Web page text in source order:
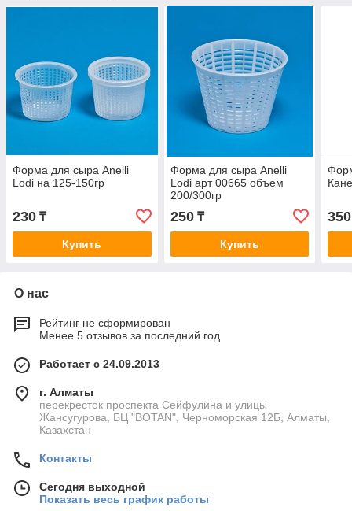
Форма для сыра Anelli
Lodi на 125-150гр
230 ₸
Купить
Форма для сыра Anelli
Lodi арт 00665 объем
200/300гр
250₸
Купить
350
О нас
Рейтинг не сформирован
Менее 5 отзывов за последний год
Работает с 24.09.2013
г. Алматы
перекресток проспекта Сейфулина и улицы
Жансугурова, БЦ "BOTAN", Черноморская 12Б, Алматы,
Казахстан
Контакты
Сегодня выходной
Показать весь график работы